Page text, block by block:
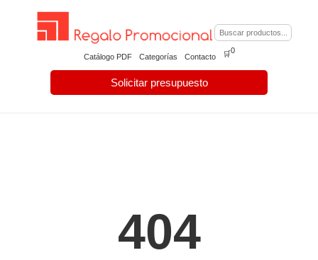
Catálogo PDF Categorías Contacto
Solicitar presupuesto
🛒0
404